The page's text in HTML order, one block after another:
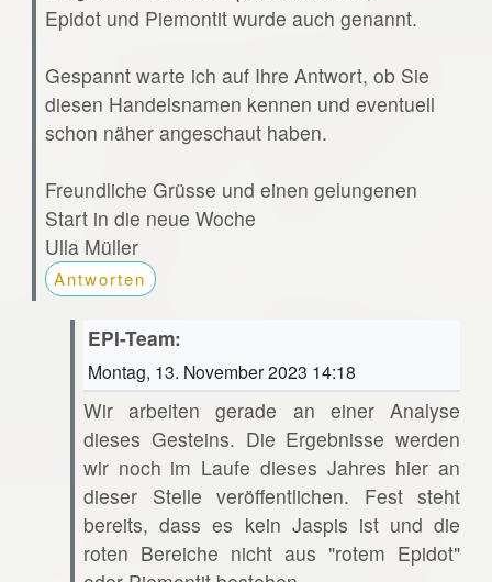
Epidot und Piemontit wurde auch genannt.
Gespannt warte ich auf Ihre Antwort, ob Sie
diesen Handelsnamen kennen und eventuell
schon näher angeschaut haben.
Freundliche Grüsse und einen gelungenen
Start in die neue Woche
Ulla Müller
Antworten
EPI-Team:
Montag, 13. November 2023 14:18
Wir arbeiten gerade an einer Analyse
dieses Gesteins. Die Ergebnisse werden
wir noch im Laufe dieses Jahres hier an
dieser Stelle veröffentlichen. Fest steht
bereits, dass es kein Jaspis ist und die
roten Bereiche nicht aus "rotem Epidot"